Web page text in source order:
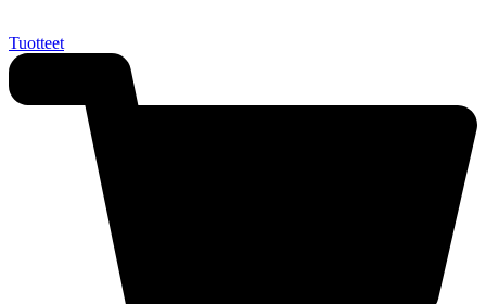
Tuotteet